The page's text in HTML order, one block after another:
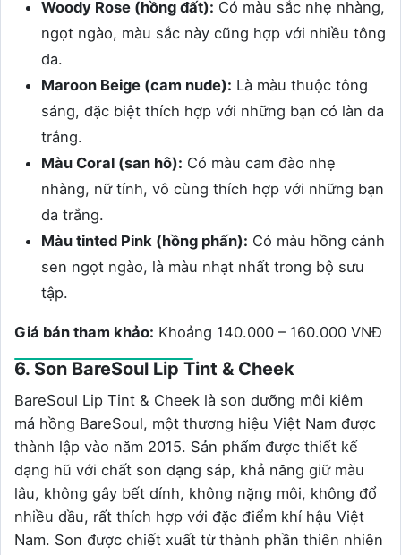
Woody Rose (hồng đất): Có màu sắc nhẹ nhàng,
ngọt ngào, màu sắc này cũng hợp với nhiều tông
da.
Maroon Beige (cam nude): Là màu thuộc tông
sáng, đặc biệt thích hợp với những bạn có làn da
trắng.
Màu Coral (san hô): Có màu cam đào nhẹ
nhàng, nữ tính, vô cùng thích hợp với những bạn
da trắng.
Màu tinted Pink (hồng phấn): Có màu hồng cánh
sen ngọt ngào, là màu nhạt nhất trong bộ sưu
tập.
Giá bán tham khảo: Khoảng 140.000 – 160.000 VNĐ
6. Son BareSoul Lip Tint & Cheek
BareSoul Lip Tint & Cheek là son dưỡng môi kiêm
má hồng BareSoul, một thương hiệu Việt Nam được
thành lập vào năm 2015. Sản phẩm được thiết kế
dạng hũ với chất son dạng sáp, khả năng giữ màu
lâu, không gây bết dính, không nặng môi, không đổ
nhiều dầu, rất thích hợp với đặc điểm khí hậu Việt
Nam. Son được chiết xuất từ thành phần thiên nhiên